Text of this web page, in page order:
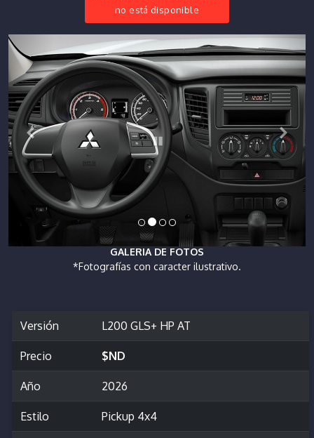
no está disponible
GALERIA DE FOTOS
*Fotografías con caracter ilustrativo.
Versión L200 GLS+ HP AT
Precio $ND
Año 2026
Estilo Pickup 4x4